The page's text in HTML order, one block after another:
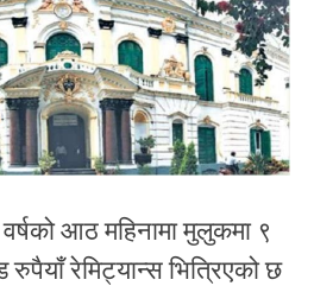
आठ महिनामा मुलुकमा ९
रेमिट्यान्स भित्रिएको छ